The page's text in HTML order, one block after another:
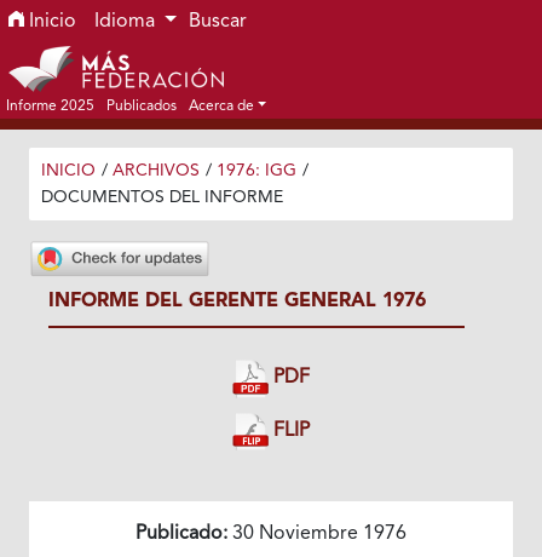
Ir al menú de navegación principal
Ir al contenido principal
Ir al pie de página del sitio
Inicio Idioma Buscar
Informe 2025 Publicados Acerca de
INICIO / ARCHIVOS / 1976: IGG /
DOCUMENTOS DEL INFORME
INFORME DEL GERENTE GENERAL 1976
PDF
FLIP
Publicado: 30 Noviembre 1976